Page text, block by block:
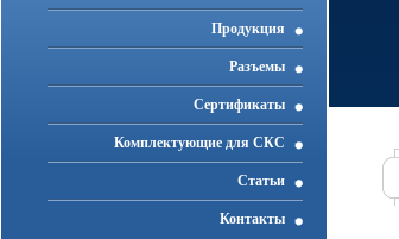
Продукция
Разъемы
Cертификаты
Комплектующие для СКС
Статьи
Контакты